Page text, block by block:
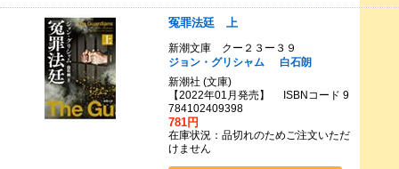
冤罪法廷 上
新潮文庫 クー２３ー３９
ジョン・グリシャム
白石朗
新潮社 (文庫)
【2022年01月発売】 ISBNコード 9
784102409398
781円
在庫状況：品切れのためご注文いただ
けません